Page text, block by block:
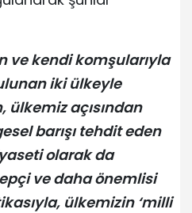
ve kendi komşularıyla
iki ülkeyle
ülkemiz açısından
barışı tehdit eden
olarak da
ve daha önemlisi
ülkemizin ‘milli